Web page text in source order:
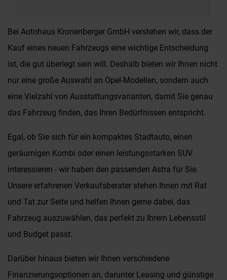
Bei Autohaus Kronenberger GmbH verstehen wir, dass der
Kauf eines neuen Fahrzeugs eine wichtige Entscheidung
ist, die gut überlegt sein will. Deshalb bieten wir Ihnen nicht
nur eine große Auswahl an Opel-Modellen, sondern auch
eine Vielzahl von Ausstattungsvarianten, damit Sie genau
das Fahrzeug finden, das Ihren Bedürfnissen entspricht.
Egal, ob Sie sich für ein kompaktes Stadtauto, einen
geräumigen Kombi oder einen leistungsstarken SUV
interessieren - wir haben den passenden Astra für Sie.
Unsere erfahrenen Verkaufsberater stehen Ihnen mit Rat
und Tat zur Seite und helfen Ihnen gerne dabei, das
Fahrzeug auszuwählen, das perfekt zu Ihrem Lebensstil
und Budget passt.
Darüber hinaus bieten wir Ihnen verschiedene
Finanzierungsoptionen an, darunter Leasing und günstige